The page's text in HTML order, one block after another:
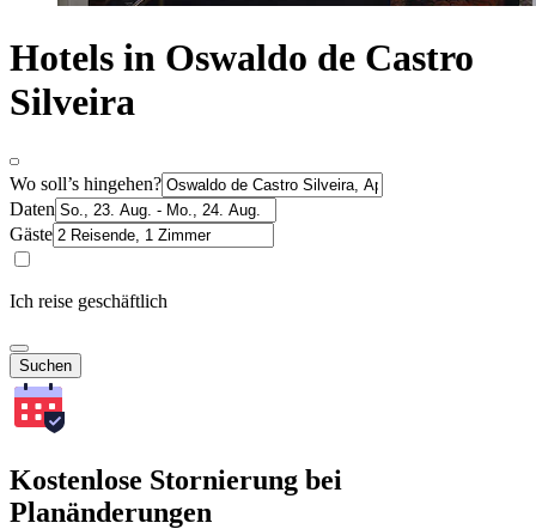
Hotels in Oswaldo de Castro
Silveira
Wo soll’s hingehen?
Daten
Gäste
Ich reise geschäftlich
Suchen
Kostenlose Stornierung bei
Planänderungen